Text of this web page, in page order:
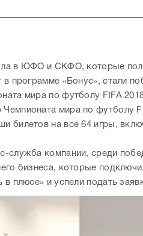
в ЮФО и СКФО, которые
в программе «Бонус», стали
мира по футболу FIFA
мира по футболу
билетов на все 64 игры,
служба компании, среди
бизнеса, которые
плюсе» и успели подать